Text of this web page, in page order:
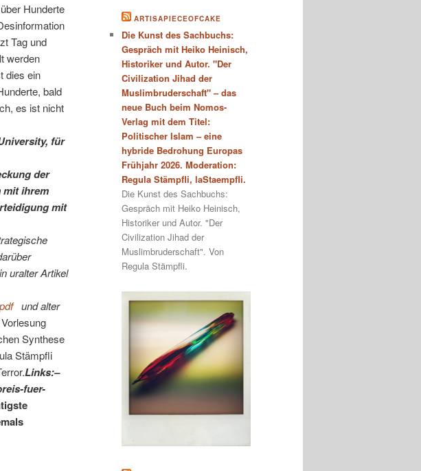
Hunderte
Tag und
werden
dies ein
bald
es ist nicht
für
der
mit ihrem
mit
uralter Artikel
und alter
Synthese
Stämpfli
Links:–
fuer-
ARTISAPIECEOFCAKE
Die Kunst des Sachbuchs:
Gespräch mit Heiko Heinisch,
Historiker und Autor. "Der
Civilization Jihad der
Muslimbruderschaft" – das
neue Buch beim Nomos-
Verlag mit dem Titel:
Politischer Islam – eine
hybride Bedrohung Europas
Frühjahr 2026. Moderation:
Regula Stämpfli, laStaempfli.
Die Kunst des Sachbuchs:
Gespräch mit Heiko Heinisch,
Historiker und Autor. "Der
Civilization Jihad der
Muslimbruderschaft". Von
Regula Stämpfli.